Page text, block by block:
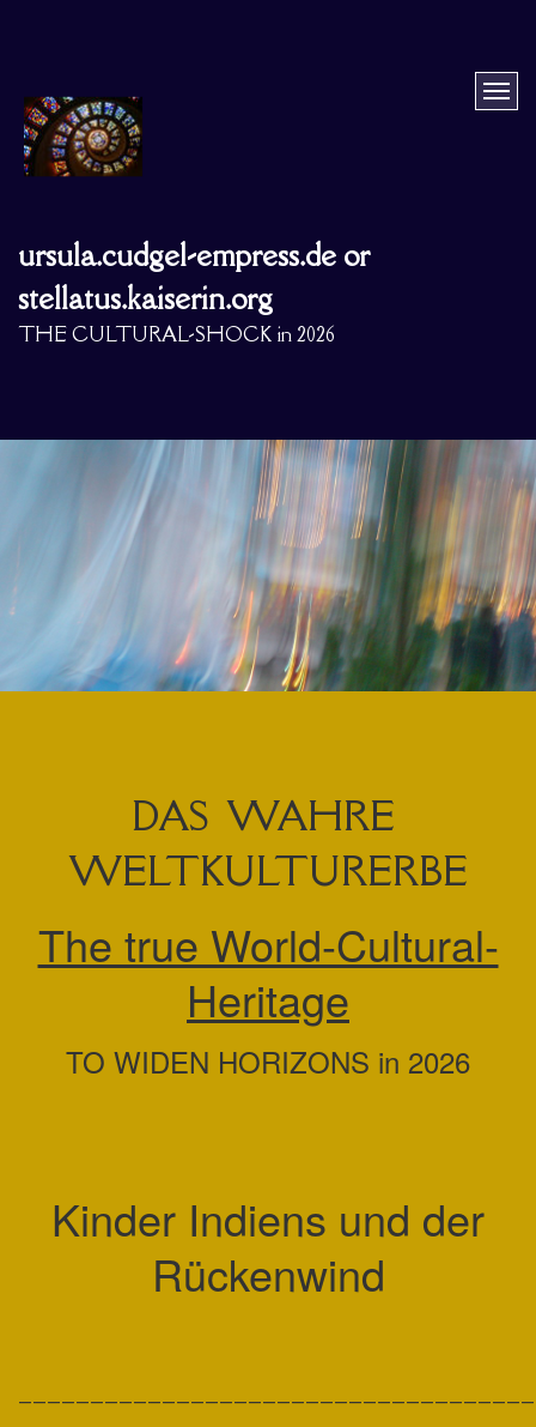
ursula.cudgel-empress.de or
stellatus.kaiserin.org
THE CULTURAL-SHOCK in 2026
DAS WAHRE
WELTKULTURERBE
The true World-Cultural-
Heritage
TO WIDEN HORIZONS in 2026
Kinder Indiens und der
Rückenwind